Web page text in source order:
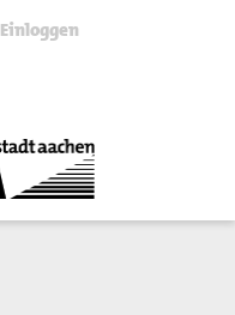
Einloggen